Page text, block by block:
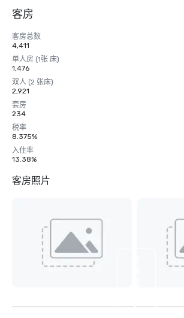
客房
客房总数
4,411
单人房 (1张 床)
1,476
双人 (2 张床)
2,921
套房
234
税率
8.375%
入住率
13.38%
客房照片
5